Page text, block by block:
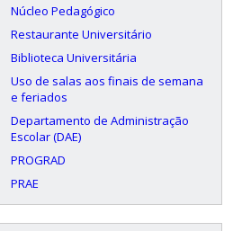
Núcleo Pedagógico
Restaurante Universitário
Biblioteca Universitária
Uso de salas aos finais de semana
e feriados
Departamento de Administração
Escolar (DAE)
PROGRAD
PRAE